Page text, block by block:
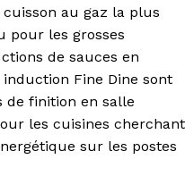
au gaz la plus
pour les grosses
de sauces en
Fine Dine sont
de finition en salle
les cuisines cherchant
sur les postes